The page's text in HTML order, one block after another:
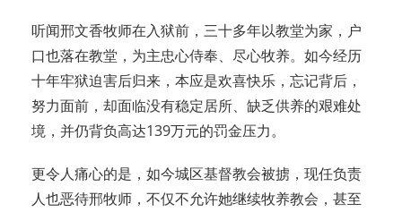
听闻邢文香牧师在入狱前，三十多年以教堂为家，户
口也落在教堂，为主忠心侍奉、尽心牧养。如今经历
十年牢狱迫害后归来，本应是欢喜快乐，忘记背后，
努力面前，却面临没有稳定居所、缺乏供养的艰难处
境，并仍背负高达139万元的罚金压力。
更令人痛心的是，如今城区基督教会被掳，现任负责
人也恶待邢牧师，不仅不允许她继续牧养教会，甚至